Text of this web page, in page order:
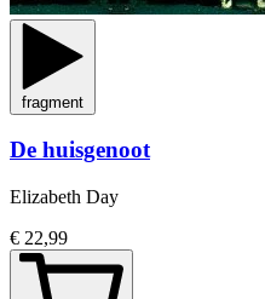
fragment
De huisgenoot
Elizabeth Day
€ 22,99